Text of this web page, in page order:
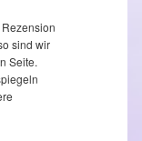
sind wir
Seite.